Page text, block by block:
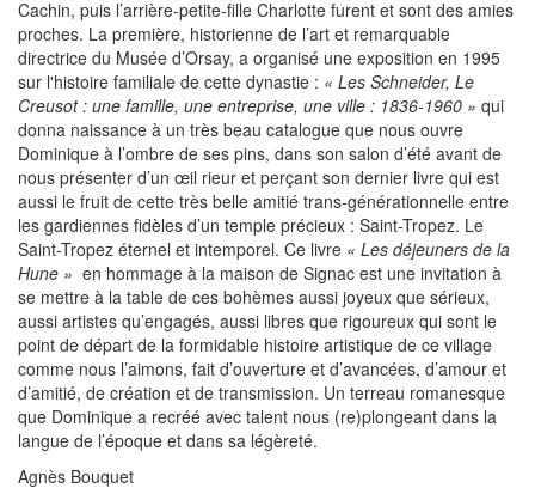
Cachin, puis l’arrière-petite-fille Charlotte furent et sont des amies
proches. La première, historienne de l’art et remarquable
directrice du Musée d’Orsay, a organisé une exposition en 1995
sur l'histoire familiale de cette dynastie : « Les Schneider, Le
Creusot : une famille, une entreprise, une ville : 1836-1960 » qui
donna naissance à un très beau catalogue que nous ouvre
Dominique à l’ombre de ses pins, dans son salon d’été avant de
nous présenter d’un œil rieur et perçant son dernier livre qui est
aussi le fruit de cette très belle amitié trans-générationnelle entre
les gardiennes fidèles d’un temple précieux : Saint-Tropez. Le
Saint-Tropez éternel et intemporel. Ce livre « Les déjeuners de la
Hune » en hommage à la maison de Signac est une invitation à
se mettre à la table de ces bohèmes aussi joyeux que sérieux,
aussi artistes qu’engagés, aussi libres que rigoureux qui sont le
point de départ de la formidable histoire artistique de ce village
comme nous l’aimons, fait d’ouverture et d’avancées, d’amour et
d’amitié, de création et de transmission. Un terreau romanesque
que Dominique a recréé avec talent nous (re)plongeant dans la
langue de l’époque et dans sa légèreté.
Agnès Bouquet